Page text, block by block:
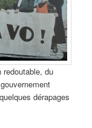
redoutable, du
dérapages